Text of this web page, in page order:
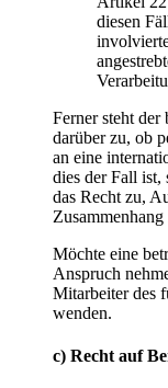
diesen
Ferner steht der
darüber zu, ob
an eine
dies der Fall ist,
das Recht zu,
Möchte eine
Anspruch
Mitarbeiter des
wenden.
c) Recht auf